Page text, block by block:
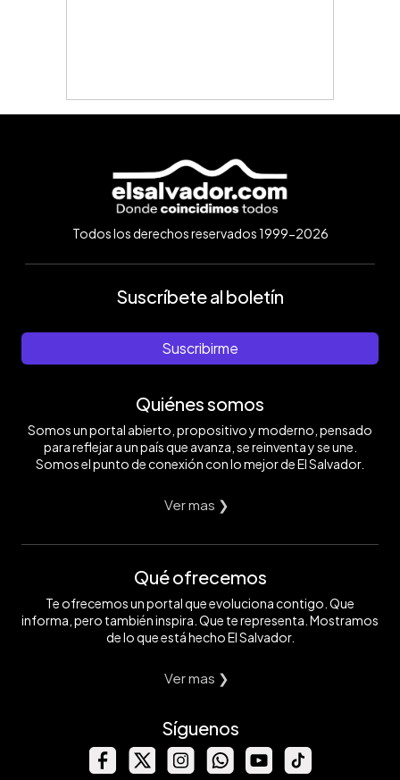
Todos los derechos reservados 1999-2026
Suscríbete al boletín
Suscribirme
Quiénes somos
Somos un portal abierto, propositivo y moderno, pensado
para reflejar a un país que avanza, se reinventa y se une.
Somos el punto de conexión con lo mejor de El Salvador.
Ver mas ❯
Qué ofrecemos
Te ofrecemos un portal que evoluciona contigo. Que
informa, pero también inspira. Que te representa. Mostramos
de lo que está hecho El Salvador.
Ver mas ❯
Síguenos